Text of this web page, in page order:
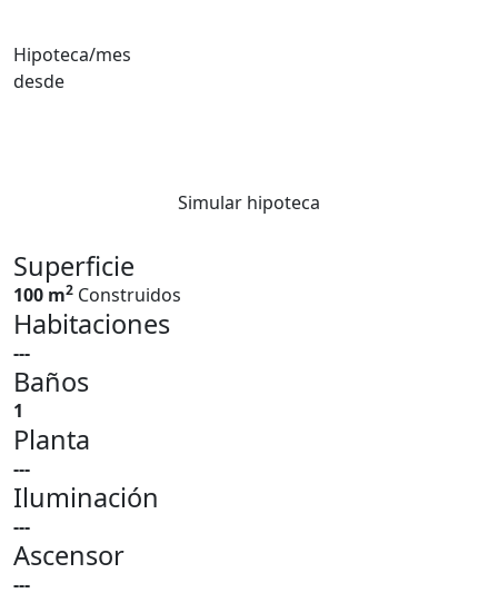
Hipoteca/mes
desde
Simular hipoteca
Superficie
100 m2 Construidos
Habitaciones
---
Baños
1
Planta
---
Iluminación
---
Ascensor
---